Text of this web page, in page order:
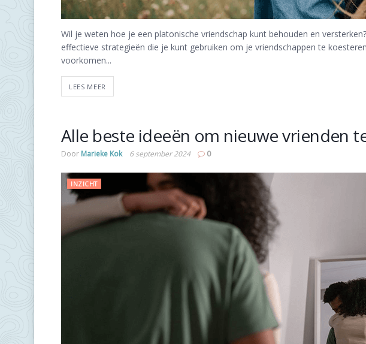
Wil je weten hoe je een platonische vriendschap kunt behouden en
effectieve strategieën die je kunt gebruiken om je vriendschappen te
voorkomen...
LEES MEER
Alle beste ideeën om nieuwe vrienden
Door Marieke Kok 6 september 2024 0
INZICHT